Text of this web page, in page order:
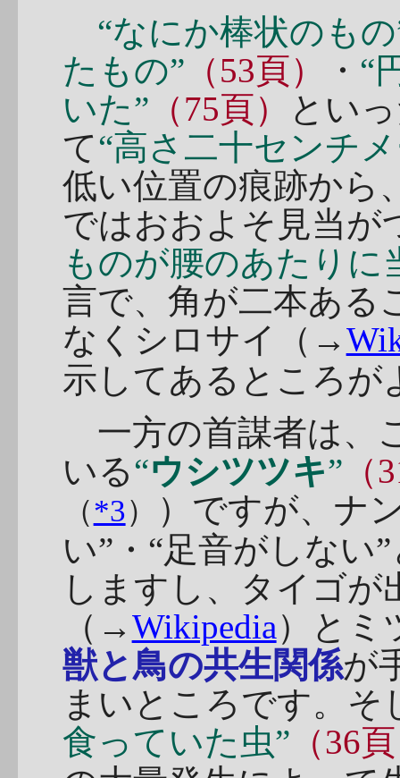
“なにか棒状のもの
たもの” （53頁） ・ “
いた” （75頁）
とい
て“高さ二十センチ
低い位置の痕跡から
ではおおよそ見当が
ものが腰のあたりに
言で、角が二本あ
なくシロサイ（→
示してあるところが
一方の首謀者は、
いる“ウシツツキ” （
（*3）
）ですが、ナ
い”・“足音がしない
しますし、タイゴが
（→Wikipedia）と
獣と鳥の共生関係が
まいところです。そ
食っていた虫” （36